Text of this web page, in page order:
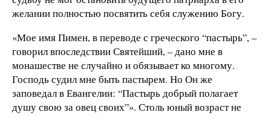
желании полностью посвятить себя служению Богу.
«Мое имя Пимен, в переводе с греческого “пастырь”, –
говорил впоследствии Святейший, – дано мне в
монашестве не случайно и обязывает ко многому.
Господь судил мне быть пастырем. Но Он же
заповедал в Евангелии: “Пастырь добрый полагает
душу свою за овец своих”». Столь юный возраст не